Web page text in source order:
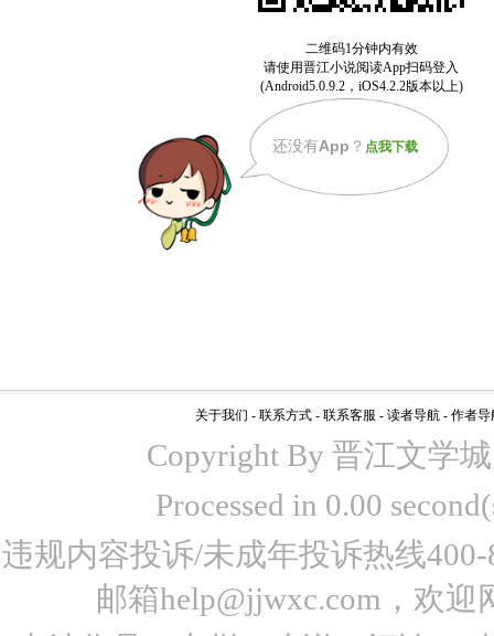
还没有App ？ 点我下载
关于我们 - 联系方式 - 联系客服 - 读者导航 - 作者导
Copyright By 晋江文学
Processed in 0.00
违规内容投诉/未成年投诉热线
邮箱help@jjwxc.com，欢